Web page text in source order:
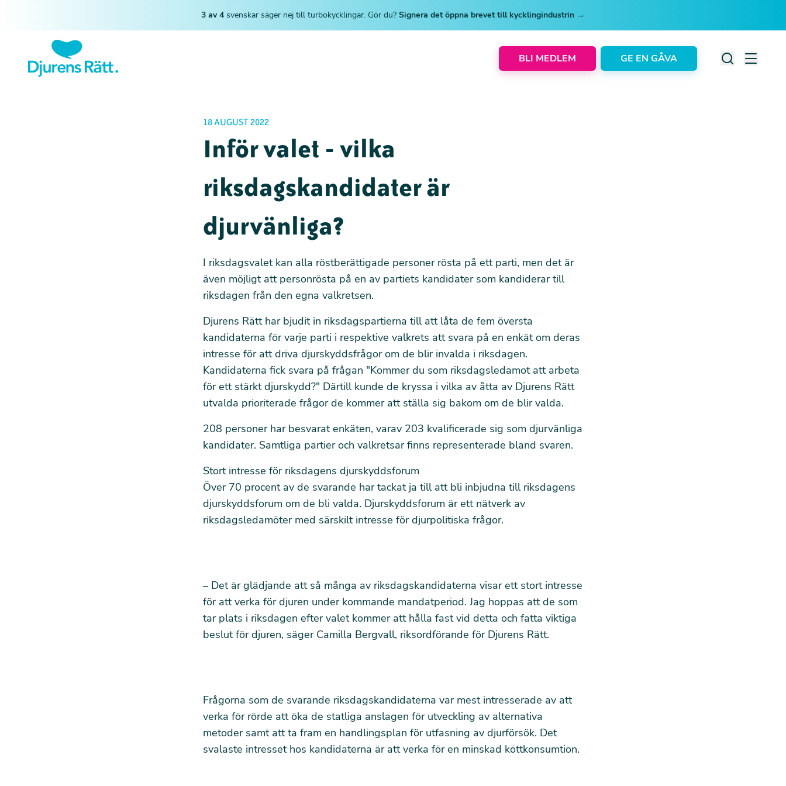
3 av 4 svenskar säger nej till turbokycklingar. Gör du? Signera det öppna brevet till kycklingindustrin →
BLI MEDLEM GE EN GÅVA
18 AUGUST 2022
Inför valet - vilka
riksdagskandidater är
djurvänliga?
I riksdagsvalet kan alla röstberättigade personer rösta på ett parti, men det är
även möjligt att personrösta på en av partiets kandidater som kandiderar till
riksdagen från den egna valkretsen.
Djurens Rätt har bjudit in riksdagspartierna till att låta de fem översta
kandidaterna för varje parti i respektive valkrets att svara på en enkät om deras
intresse för att driva djurskyddsfrågor om de blir invalda i riksdagen.
Kandidaterna fick svara på frågan "Kommer du som riksdagsledamot att arbeta
för ett stärkt djurskydd?" Därtill kunde de kryssa i vilka av åtta av Djurens Rätt
utvalda prioriterade frågor de kommer att ställa sig bakom om de blir valda.
208 personer har besvarat enkäten, varav 203 kvalificerade sig som djurvänliga
kandidater. Samtliga partier och valkretsar finns representerade bland svaren.
Stort intresse för riksdagens djurskyddsforum
Över 70 procent av de svarande har tackat ja till att bli inbjudna till riksdagens
djurskyddsforum om de bli valda. Djurskyddsforum är ett nätverk av
riksdagsledamöter med särskilt intresse för djurpolitiska frågor.
– Det är glädjande att så många av riksdagskandidaterna visar ett stort intresse
för att verka för djuren under kommande mandatperiod. Jag hoppas att de som
tar plats i riksdagen efter valet kommer att hålla fast vid detta och fatta viktiga
beslut för djuren, säger Camilla Bergvall, riksordförande för Djurens Rätt.
Frågorna som de svarande riksdagskandidaterna var mest intresserade av att
verka för rörde att öka de statliga anslagen för utveckling av alternativa
metoder samt att ta fram en handlingsplan för utfasning av djurförsök. Det
svalaste intresset hos kandidaterna är att verka för en minskad köttkonsumtion.